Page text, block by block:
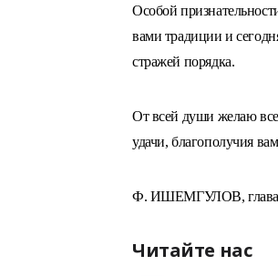
Особой
вами традиции и
стражей порядка.
От всей души желаю
удачи, благополучия
Ф. ИШЕМГУЛОВ,
Читайте нас